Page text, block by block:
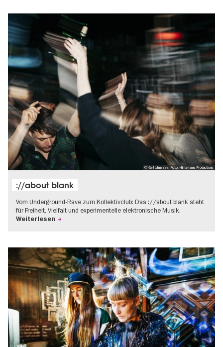
© GettyImages, Foto: Hinterhaus Productions
://about blank
Vom Underground-Rave zum Kollektivclub: Das ://about blank steht
für Freiheit, Vielfalt und experimentelle elektronische Musik.
Weiterlesen